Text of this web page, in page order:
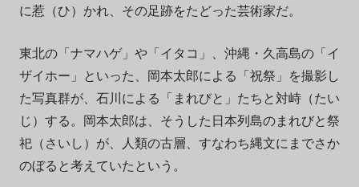
に惹（ひ）かれ、その足跡をたどった芸術家だ。
東北の「ナマハゲ」や「イタコ」、沖縄・久高島の「イ
ザイホー」といった、岡本太郎による「祝祭」を撮影し
た写真群が、石川による「まれびと」たちと対峙（たい
じ）する。岡本太郎は、そうした日本列島のまれびと祭
祀（さいし）が、人類の古層、すなわち縄文にまでさか
のぼると考えていたという。